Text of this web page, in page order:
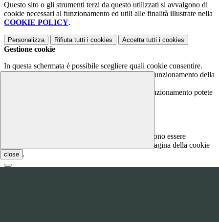
close
Questo sito o gli strumenti terzi da questo utilizzati si avvalgono di
cookie necessari al funzionamento ed utili alle finalità illustrate nella
COOKIE POLICY.
Personalizza Rifiuta tutti i cookies Accetta tutti i cookies
Gestione cookie
In questa schermata è possibile scegliere quali cookie consentire.
I cookie necessari sono quelli che consentono il funzionamento della
Per conoscere quali sono i cookie necessari al funzionamento potete
I cookie necessari per il funzionamento non possono essere
disabilitati. È possibile consultare l'elenco nella pagina della cookie
policy.